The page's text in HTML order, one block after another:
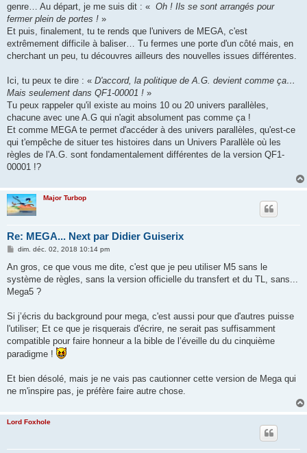
genre… Au départ, je me suis dit : « Oh ! Ils se sont arrangés pour
fermer plein de portes ! »
Et puis, finalement, tu te rends que l'univers de MEGA, c'est
extrêmement difficile à baliser… Tu fermes une porte d'un côté mais, en
cherchant un peu, tu découvres ailleurs des nouvelles issues différentes.
Ici, tu peux te dire : « D'accord, la politique de A.G. devient comme ça…
Mais seulement dans QF1-00001 ! »
Tu peux rappeler qu'il existe au moins 10 ou 20 univers parallèles,
chacune avec une A.G qui n'agit absolument pas comme ça !
Et comme MEGA te permet d'accéder à des univers parallèles, qu'est-ce
qui t'empêche de situer tes histoires dans un Univers Parallèle où les
règles de l'A.G. sont fondamentalement différentes de la version QF1-
00001 !?
Major Turbop
Re: MEGA... Next par Didier Guiserix
M
s
a
g
dim. déc. 02, 2018 10:14 pm
An gros, ce que vous me dite, c'est que je peu utiliser M5 sans le
système de règles, sans la version officielle du transfert et du TL, sans...
Mega5 ?
Si j’écris du background pour mega, c'est aussi pour que d'autres puisse
l'utiliser; Et ce que je risquerais d'écrire, ne serait pas suffisamment
compatible pour faire honneur a la bible de l’éveille du du cinquième
paradigme !
Et bien désolé, mais je ne vais pas cautionner cette version de Mega qui
ne m'inspire pas, je préfère faire autre chose.
Lord Foxhole